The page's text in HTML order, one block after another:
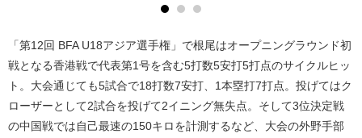
「第12回 BFA U18アジア選手権」で根尾はオープニングラウンド初
戦となる香港戦で代表第1号を含む5打数5安打5打点のサイクルヒッ
ト。大会通じても5試合で18打数7安打、1本塁打7打点。投げてはク
ローザーとして2試合を投げて2イニング無失点。そして3位決定戦
の中国戦では自己最速の150キロを計測するなど、大会の外野手部